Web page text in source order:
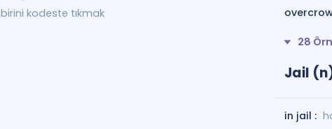
birini kodeste tıkmak
28
Jail
in jail :